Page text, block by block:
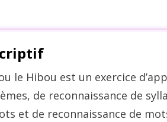
le Hibou est un exercice
de reconnaissance de
et de reconnaissance de